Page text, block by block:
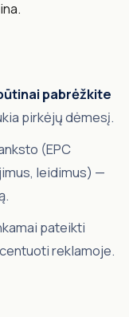
pabrėžkite
pirkėjų dėmesį.
(EPC
leidimus) —
pateikti
reklamoje.